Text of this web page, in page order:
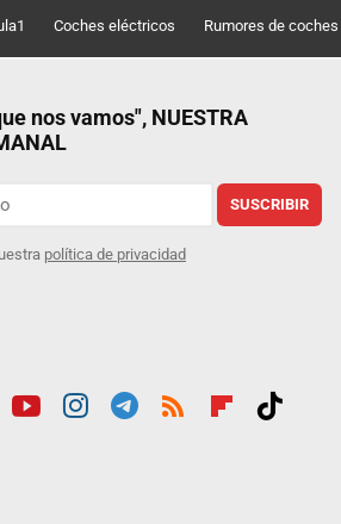
Coches eléctricos Rumores de coches
nos vamos", NUESTRA
SUSCRIBIR
política de privacidad